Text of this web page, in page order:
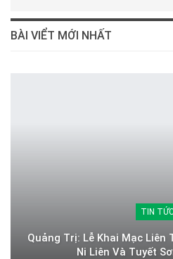
BÀI VIỂT MỚI NHẤT
TIN
Quảng Trị: Lễ Khai Mạc Liên
Ni Liên Và Tuyết